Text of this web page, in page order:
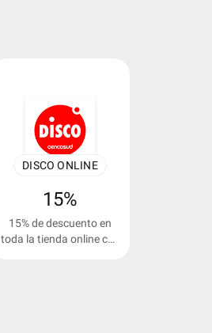
DISCO ONLINE
15%
15% de descuento en
toda la tienda online con